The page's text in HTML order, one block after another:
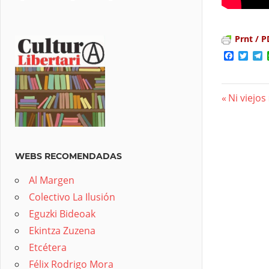
Prnt /
Previous
Ni
WEBS RECOMENDADAS
Al Margen
Colectivo La Ilusión
Eguzki Bideoak
Ekintza Zuzena
Etcétera
Félix Rodrigo Mora